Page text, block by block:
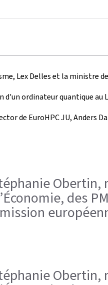
Lex Delles et la ministre
ordinateur quantique au
de EuroHPC JU, Anders
des